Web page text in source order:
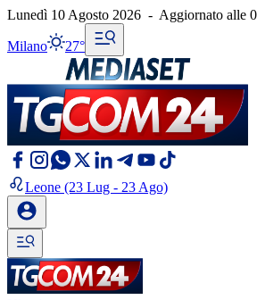
Lunedì 10 Agosto 2026 - Aggiornato alle
Milano 27°
Leone (23 Lug - 23 Ago)